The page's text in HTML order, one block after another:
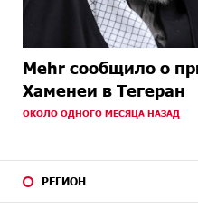
Mehr сообщило о
Хаменеи в Тегеран
ОКОЛО ОДНОГО МЕСЯЦА НАЗАД
РЕГИОН